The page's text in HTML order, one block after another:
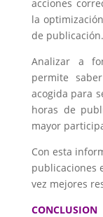
acciones
la
de publicación.
Analizar a
permite
acogida para
horas de
mayor
Con esta
publicaciones
vez mejores
CONCLUSION